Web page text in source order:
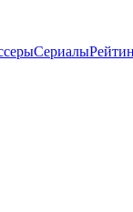
Сериалы